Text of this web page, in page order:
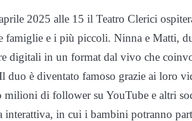
2025 alle 15 il Teatro Clerici
famiglie e i più piccoli. Ninna e Matti,
digitali in un format dal vivo che
duo è diventato famoso grazie ai loro
milioni di follower su YouTube e altri
interattiva, in cui i bambini potranno